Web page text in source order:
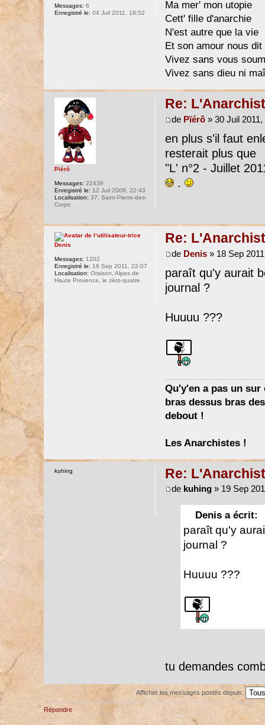
Ma mer' mon utopie
Cett' fille d'anarchie
N'est autre que la vie
Et son amour nous dit
Vivez sans vous
Vivez sans dieu ni
Messages: 6
Enregistré le: 04 Juil 2011, 18:52
Re:
de Pïérô» 30 Juil 2011,
en plus s'il faut
resterait plus que
"L' n°2 - Juillet
.
Pïérô
Messages: 22439
Enregistré le: 12 Juil 2008, 22:43
Localisation: 37, Saint-Pierre-des-
Corps
Re:
de Denis» 18 Sep
paraît qu'y aurait
journal ?
Huuuu ???
Qu'y'en a pas un
bras dessus bras
debout !
Les Anarchistes !
Denis
Messages: 1202
Enregistré le: 16 Sep 2011, 22:07
Localisation: Oraison, Alpes de
Haute Provence, le zéro-quatre
Re:
de kuhing» 19 Sep
Denis a écrit:
paraît qu'y
journal ?
Huuuu ???
tu demandes
kuhing
Afficher les messages postés depuis:
Répondre